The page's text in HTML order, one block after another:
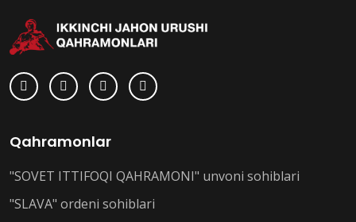
Qahramonlar
"SOVET ITTIFOQI QAHRAMONI" unvoni sohiblari
"SLAVA" ordeni sohiblari